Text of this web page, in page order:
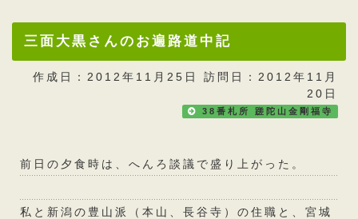
三面大黒さんのお遍路道中記
作成日：2012年11月25日 訪問日：2012年11月
20日
38番札所 蹉陀山金剛福寺
前日の夕食時は、へんろ談議で盛り上がった。
私と新潟の豊山派（本山、長谷寺）の住職と、宮城